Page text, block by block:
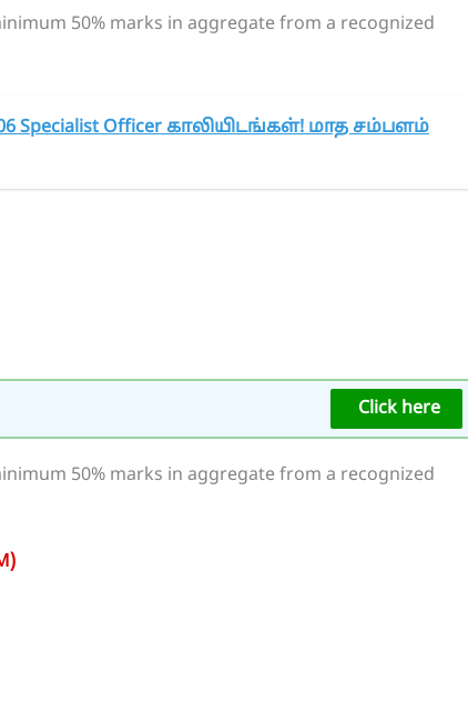
50% marks in aggregate from a recognized
Specialist Officer காலியிடங்கள்! மாத சம்பளம்
Click here
50% marks in aggregate from a recognized